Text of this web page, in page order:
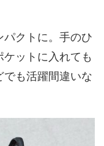
クトに。手のひ
ットに入れても
も活躍間違いな